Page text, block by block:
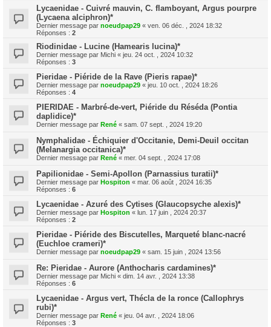
Lycaenidae - Cuivré mauvin, C. flamboyant, Argus pourpre
(Lycaena alciphron)*
Dernier message par noeudpap29 « ven. 06 déc. , 2024 18:32
Réponses : 2
Riodinidae - Lucine (Hamearis lucina)*
Dernier message par Michi « jeu. 24 oct. , 2024 10:32
Réponses : 3
Pieridae - Piéride de la Rave (Pieris rapae)*
Dernier message par noeudpap29 « jeu. 10 oct. , 2024 18:26
Réponses : 4
PIERIDAE - Marbré-de-vert, Piéride du Réséda (Pontia
daplidice)*
Dernier message par René « sam. 07 sept. , 2024 19:20
Nymphalidae - Échiquier d'Occitanie, Demi-Deuil occitan
(Melanargia occitanica)*
Dernier message par René « mer. 04 sept. , 2024 17:08
Papilionidae - Semi-Apollon (Parnassius turatii)*
Dernier message par Hospiton « mar. 06 août , 2024 16:35
Réponses : 6
Lycaenidae - Azuré des Cytises (Glaucopsyche alexis)*
Dernier message par Hospiton « lun. 17 juin , 2024 20:37
Réponses : 2
Pieridae - Piéride des Biscutelles, Marqueté blanc-nacré
(Euchloe crameri)*
Dernier message par noeudpap29 « sam. 15 juin , 2024 13:56
Re: Pieridae - Aurore (Anthocharis cardamines)*
Dernier message par Michi « dim. 14 avr. , 2024 13:38
Réponses : 6
Lycaenidae - Argus vert, Thécla de la ronce (Callophrys
rubi)*
Dernier message par René « jeu. 04 avr. , 2024 18:06
Réponses : 3